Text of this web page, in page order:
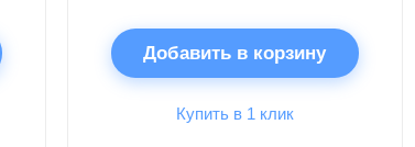
Добавить в корзину
Купить в 1 клик